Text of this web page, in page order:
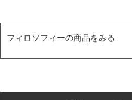
フィロソフィーの商品をみる